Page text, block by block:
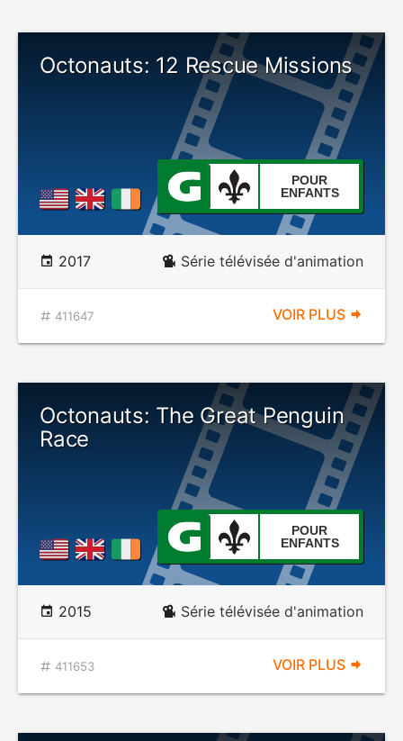
Octonauts: 12 Rescue Missions
POUR
ENFANTS
2017 Série télévisée d'animation
411647 VOIR PLUS
Octonauts: The Great Penguin
Race
POUR
ENFANTS
2015 Série télévisée d'animation
411653 VOIR PLUS